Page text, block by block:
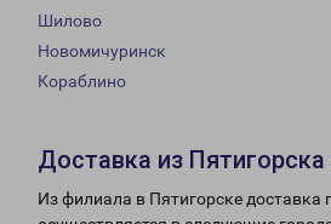
Шилово
Новомичуринск
Кораблино
Доставка из
Из филиала в Пятигорске доставка